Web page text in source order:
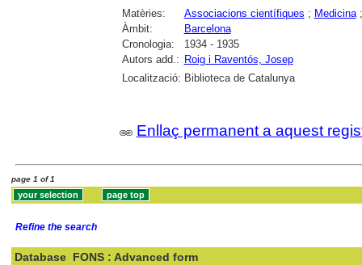
Matèries: Associacions científiques ; Medicina
Àmbit:
Barcelona
Cronologia:
1934 - 1935
Autors add.: Roig i Raventós, Josep
Localització: Biblioteca de Catalunya
Enllaç permanent a aquest
page 1 of 1
Refine the search
Database FONS : Advanced form